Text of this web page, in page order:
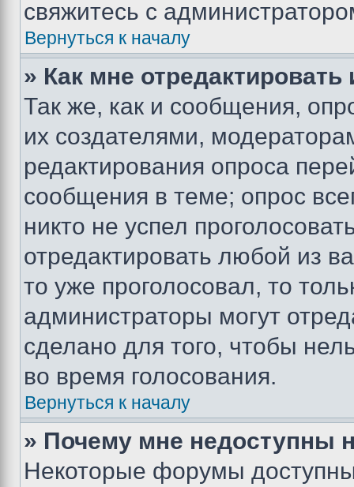
свяжитесь с
Вернуться к началу
» Как мне
Так же, как и сообщения,
их создателями,
редактирования опроса
сообщения в теме; опрос
никто не успел
отредактировать любой из
то уже проголосовал, то
администраторы могут
сделано для того, чтобы
во время голосования.
Вернуться к началу
» Почему мне недоступны
Некоторые форумы